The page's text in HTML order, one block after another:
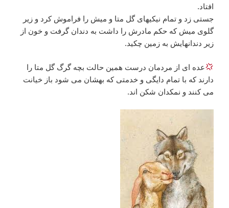
افتاد.
جستی زد و تمام نیکیهای گل متا و میش را فراموش کرد و زیر
گلوی میش که حکم مادرش را داشت به دندان گرفت و خون از
زیر دندانهایش به زمین چکید.
عده ای از مردمان درست همین حالت بچه گرگ گل متا را
دارند که با تمام دایگی و خدمتی که بهشان می شود باز خیانت
می کنند و نمکدان شکن اند.